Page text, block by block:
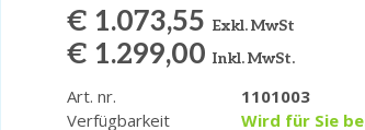
€ 1.073,55 Exkl. MwSt
€ 1.299,00Inkl. MwSt.
Art. nr.
1101003
Verfügbarkeit
Wird für Sie